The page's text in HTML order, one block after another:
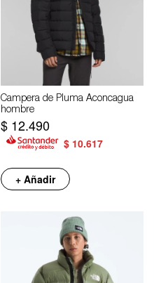
Campera de Pluma Aconcagua
hombre
$ 12.490
$ 10.617
+ Añadir